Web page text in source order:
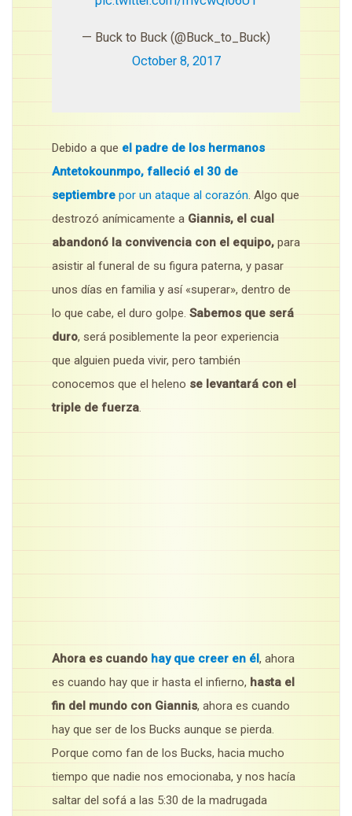
— Buck to Buck (@Buck_to_Buck)
October 8, 2017
Debido a que el padre de los hermanos
Antetokounmpo, falleció el 30 de
septiembre por un ataque al corazón. Algo que
destrozó anímicamente a Giannis, el cual
abandonó la convivencia con el equipo, para
asistir al funeral de su figura paterna, y pasar
unos días en familia y así «superar», dentro de
lo que cabe, el duro golpe. Sabemos que será
duro, será posiblemente la peor experiencia
que alguien pueda vivir, pero también
conocemos que el heleno se levantará con el
triple de fuerza.
Ahora es cuando hay que creer en él , ahora
es cuando hay que ir hasta el infierno, hasta el
fin del mundo con Giannis, ahora es cuando
hay que ser de los Bucks aunque se pierda.
Porque como fan de los Bucks, hacia mucho
tiempo que nadie nos emocionaba, y nos hacía
saltar del sofá a las 5:30 de la madrugada